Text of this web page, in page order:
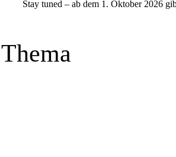
Stay tuned – ab dem 1. Oktober 2026